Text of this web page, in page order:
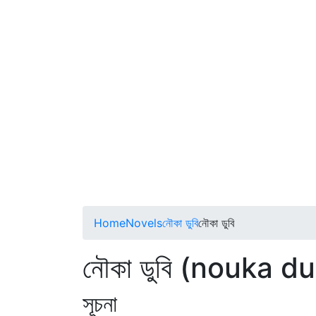
HomeNovelsনৌকা ডুবিনৌকা ডুবি
নৌকা ডুবি (nouka
সূচনা